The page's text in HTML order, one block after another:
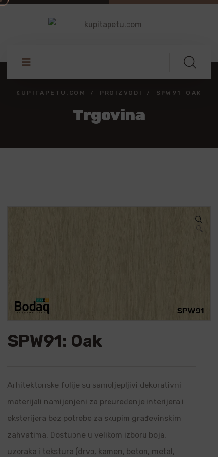
KUPITAPETU.COM PROIZVODI SPW91: OAK
Trgovina
🔍
SPW91: Oak
Arhitektonske folije su samoljepljivi dekorativni
materijali namijenjeni za preuređenje interijera i
eksterijera bez potrebe za skupim građevinskim
zahvatima. Dostupne u velikom izboru boja,
uzoraka i tekstura (drvo, kamen, beton, metal,